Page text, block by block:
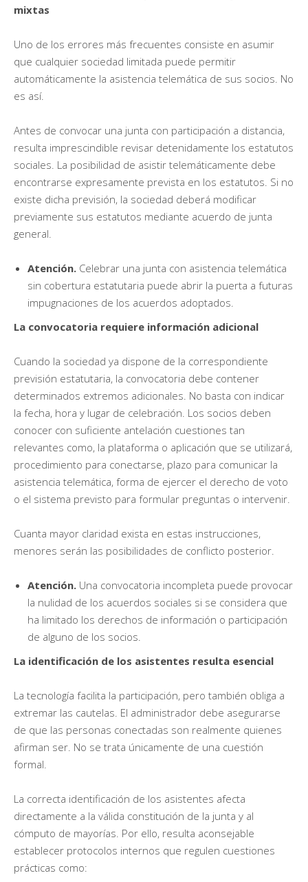
mixtas
Uno de los errores más frecuentes consiste en asumir
que cualquier sociedad limitada puede permitir
automáticamente la asistencia telemática de sus socios. No
es así.
Antes de convocar una junta con participación a distancia,
resulta imprescindible revisar detenidamente los estatutos
sociales. La posibilidad de asistir telemáticamente debe
encontrarse expresamente prevista en los estatutos. Si no
existe dicha previsión, la sociedad deberá modificar
previamente sus estatutos mediante acuerdo de junta
general.
Atención. Celebrar una junta con asistencia telemática
sin cobertura estatutaria puede abrir la puerta a futuras
impugnaciones de los acuerdos adoptados.
La convocatoria requiere información adicional
Cuando la sociedad ya dispone de la correspondiente
previsión estatutaria, la convocatoria debe contener
determinados extremos adicionales. No basta con indicar
la fecha, hora y lugar de celebración. Los socios deben
conocer con suficiente antelación cuestiones tan
relevantes como, la plataforma o aplicación que se utilizará,
procedimiento para conectarse, plazo para comunicar la
asistencia telemática, forma de ejercer el derecho de voto
o el sistema previsto para formular preguntas o intervenir.
Cuanta mayor claridad exista en estas instrucciones,
menores serán las posibilidades de conflicto posterior.
Atención. Una convocatoria incompleta puede provocar
la nulidad de los acuerdos sociales si se considera que
ha limitado los derechos de información o participación
de alguno de los socios.
La identificación de los asistentes resulta esencial
La tecnología facilita la participación, pero también obliga a
extremar las cautelas. El administrador debe asegurarse
de que las personas conectadas son realmente quienes
afirman ser. No se trata únicamente de una cuestión
formal.
La correcta identificación de los asistentes afecta
directamente a la válida constitución de la junta y al
cómputo de mayorías. Por ello, resulta aconsejable
establecer protocolos internos que regulen cuestiones
prácticas como: